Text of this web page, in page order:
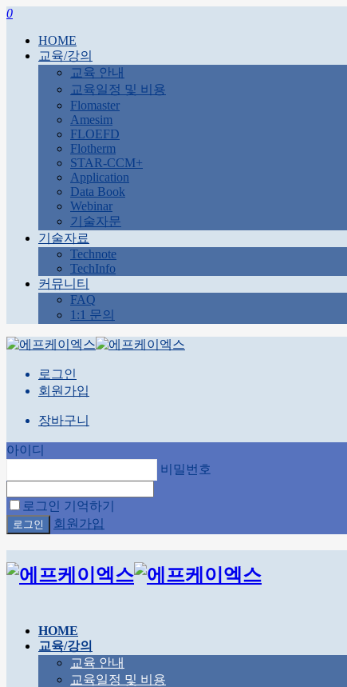
0
HOME
교육/강의
교육 안내
교육일정 및 비용
Flomaster
Amesim
FLOEFD
Flotherm
STAR-CCM+
Application
Data Book
Webinar
기술자문
기술자료
Technote
TechInfo
커뮤니티
FAQ
1:1 문의
로그인
회원가입
장바구니
아이디
비밀번호
로그인 기억하기
회원가입
HOME
교육/강의
교육 안내
교육일정 및 비용